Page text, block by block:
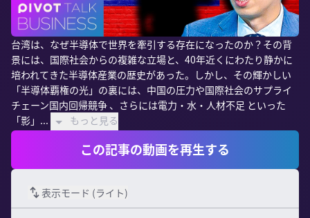
台湾は、なぜ半導体で世界を牽引する存在になったのか？その背
景には、国際社会からの複雑な立場と、40年近くにわたり静かに
培われてきた半導体産業の歴史があった。しかし、その輝かしい
「半導体覇権の光」の裏には、中国の圧力や国際社会のサプライ
チェーン国内回帰競争 、さらには電力・水・人材不足 といった
「影」...
もっと見る
この記事の動画を再生する
表示モード (ライト)